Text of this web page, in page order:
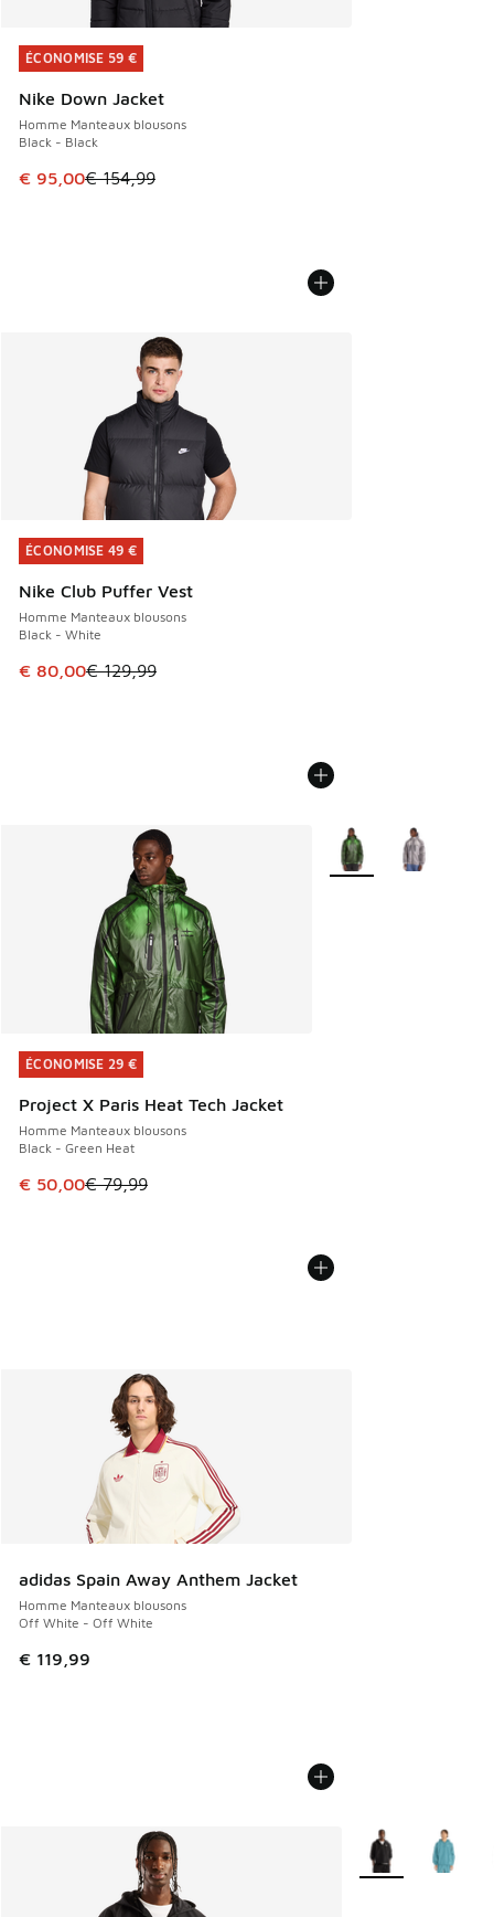
ÉCONOMISE 59 €
Nike Down Jacket
Homme Manteaux blousons
Black - Black
Cet article est en promotion. Prix en baisse de € 154,99 à
€ 95,00€ 154,99
ÉCONOMISE 59 €
ÉCONOMISE 49 €
Nike Club Puffer Vest
Homme Manteaux blousons
Black - White
Cet article est en promotion. Prix en baisse de € 129,99 à
€ 80,00€ 129,99
ÉCONOMISE 49 €
ÉCONOMISE 29 €
Project X Paris Heat Tech Jacket
Homme Manteaux blousons
Black - Green Heat
Cet article est en promotion. Prix en baisse de € 79,99 à
€ 50,00€ 79,99
ÉCONOMISE 29 €
Plus de couleurs
adidas Spain Away Anthem Jacket
Homme Manteaux blousons
Off White - Off White
€ 119,99
Plus de couleurs